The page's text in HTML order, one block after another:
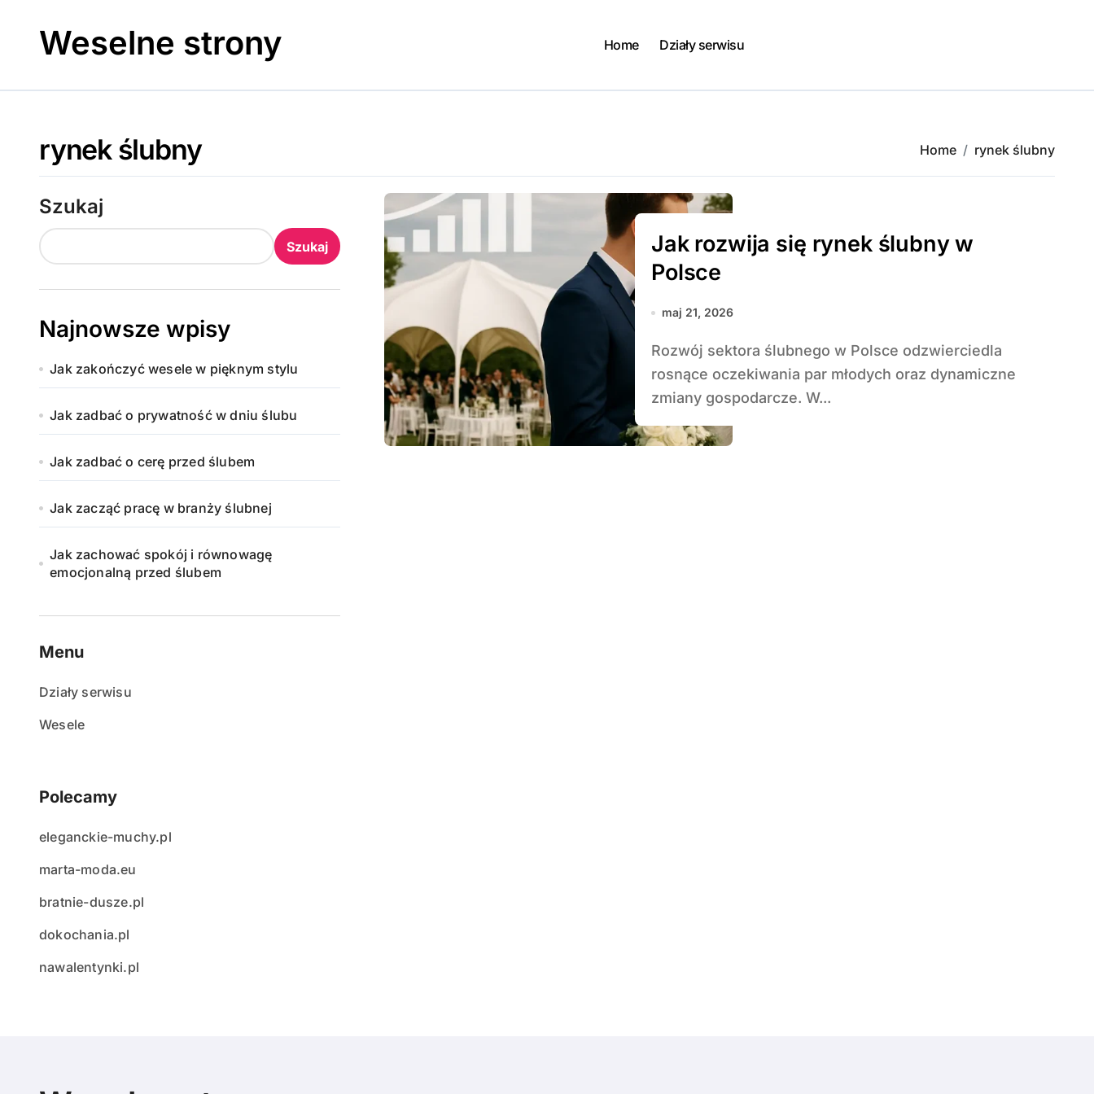
contentWeselne strony Home Działy serwisu
rynek ślubny Home rynek ślubny
Szukaj
Szukaj
Najnowsze wpisy
Jak zakończyć wesele w pięknym stylu
Jak zadbać o prywatność w dniu ślubu
Jak zadbać o cerę przed ślubem
Jak zacząć pracę w branży ślubnej
Jak zachować spokój i równowagę
emocjonalną przed ślubem
Menu
Działy serwisu
Wesele
Polecamy
eleganckie-muchy.pl
marta-moda.eu
bratnie-dusze.pl
dokochania.pl
nawalentynki.pl
Jak rozwija się rynek ślubny w
Polsce
maj 21, 2026
Rozwój sektora ślubnego w Polsce odzwierciedla
rosnące oczekiwania par młodych oraz dynamiczne
zmiany gospodarcze. W...